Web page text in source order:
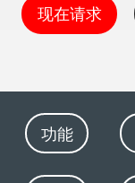
现在请求
功能